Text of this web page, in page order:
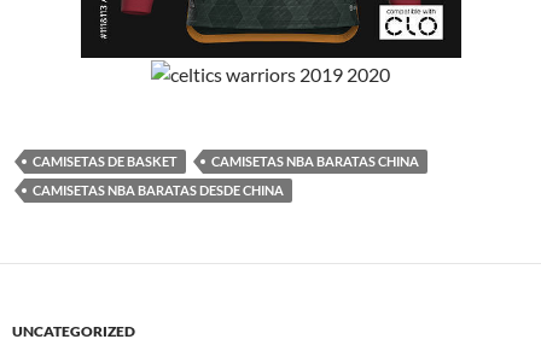
CAMISETAS DE BASKET
CAMISETAS NBA BARATAS CHINA
CAMISETAS NBA BARATAS DESDE CHINA
UNCATEGORIZED